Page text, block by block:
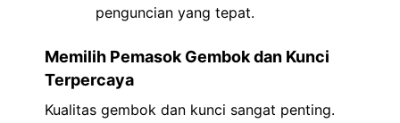
penguncian yang tepat.
Memilih Pemasok Gembok dan Kunci
Terpercaya
Kualitas gembok dan kunci sangat penting.